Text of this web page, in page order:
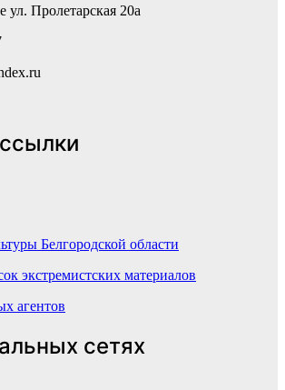
ул. Пролетарская 20а
Белгородской области
экстремистских материалов
агентов
сетях